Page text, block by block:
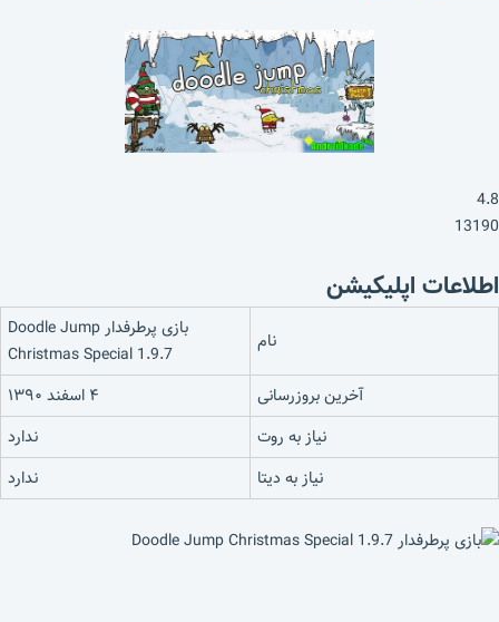
4.8
13190
اطلاعات اپلیکیشن
نام
بازی پرطرفدار Doodle Jump
Christmas Special 1.9.7
آخرین بروزرسانی
۴ اسفند ۱۳۹۰
نیاز به روت
ندارد
نیاز به دیتا
ندارد